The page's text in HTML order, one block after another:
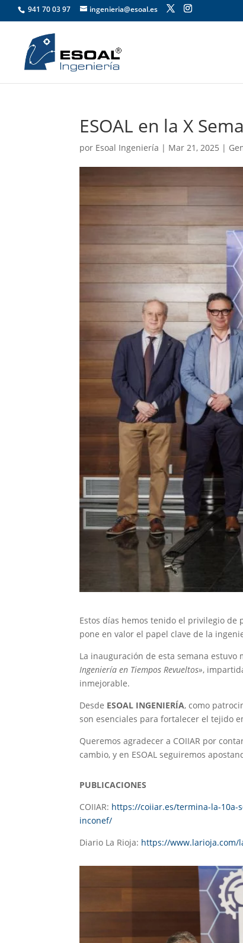
941 70 03 97 ingenieria@esoal.es
ESOAL en la X
por Esoal Ingeniería | Mar 21, 2025 |
Estos días hemos tenido el privilegio
pone en valor el papel clave de la
La inauguración de esta semana
Ingeniería en Tiempos Revueltos»,
inmejorable.
Desde ESOAL INGENIERÍA, como
son esenciales para fortalecer el tejido
Queremos agradecer a COIIAR por
cambio, y en ESOAL seguiremos
PUBLICACIONES
COIIAR: https://coiiar.es/termina-la-10a-
inconef/
Diario La Rioja: https://www.larioja.com/